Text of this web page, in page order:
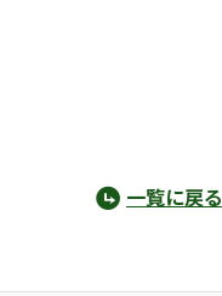
一覧に戻る